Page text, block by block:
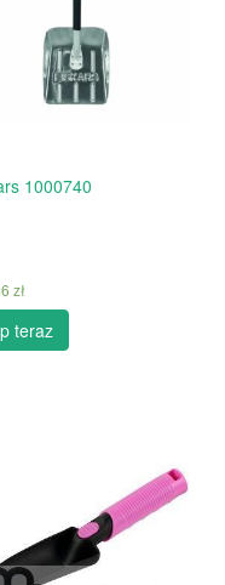
1000740
zł
teraz